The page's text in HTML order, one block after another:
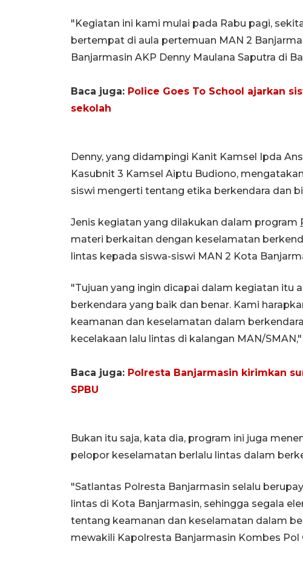
"Kegiatan ini kami mulai pada Rabu pagi,
bertempat di aula pertemuan MAN 2
Banjarmasin AKP Denny Maulana Saputra di
Baca juga: Police Goes To School ajarkan
sekolah
Denny, yang didampingi Kanit Kamsel Ipda
Kasubnit 3 Kamsel Aiptu Budiono,
siswi mengerti tentang etika berkendara dan
Jenis kegiatan yang dilakukan dalam program
materi berkaitan dengan keselamatan
lintas kepada siswa-siswi MAN 2 Kota
"Tujuan yang ingin dicapai dalam kegiatan itu
berkendara yang baik dan benar. Kami
keamanan dan keselamatan dalam
kecelakaan lalu lintas di kalangan MAN/
Baca juga: Polresta Banjarmasin kirimkan
SPBU
Bukan itu saja, kata dia, program ini juga
pelopor keselamatan berlalu lintas dalam
"Satlantas Polresta Banjarmasin selalu
lintas di Kota Banjarmasin, sehingga segala
tentang keamanan dan keselamatan dalam
mewakili Kapolresta Banjarmasin Kombes Pol